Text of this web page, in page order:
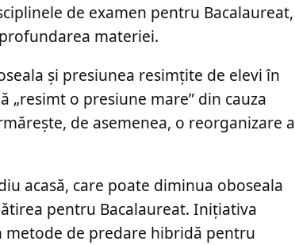
de examen pentru Bacalaureat,
materiei.
și presiunea resimțite de elevi în
„resimt o presiune mare” din cauza
de asemenea, o reorganizare a
acasă, care poate diminua oboseala
pentru Bacalaureat. Inițiativa
metode de predare hibridă pentru